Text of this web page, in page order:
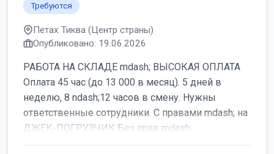
Требуются
Петах Тиква (Центр страны)
Опубликовано: 19.06.2026
РАБОТА НА СКЛАДЕ mdash; ВЫСОКАЯ ОПЛАТА
Оплата 45 час (до 13 000 в месяц). 5 дней в
неделю, 8 ndash;12 часов в смену. Нужны
ответственные сотрудники. С правами mdash; на
ДЖЕК-ПОГРУЗЧИК Без прав mdash; ...